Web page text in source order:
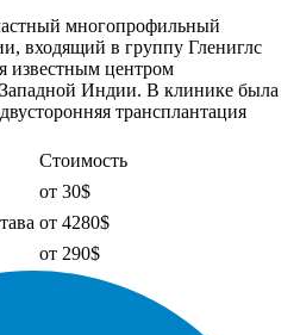
многопрофильный
входящий в группу Глениглс
известным центром
Индии. В клинике была
трансплантация
Стоимость
от 30$
от 4280$
от 290$